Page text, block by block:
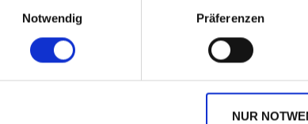
Notwendig
Präferenzen
NUR
IN DEN
WARENKORB
IN DEN
WARENKORB